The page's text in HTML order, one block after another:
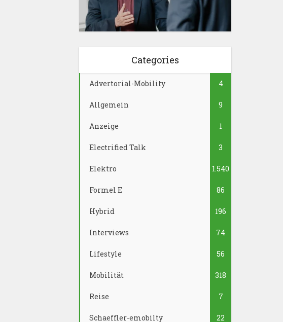
Categories
Advertorial-Mobility 4
Allgemein 9
Anzeige 1
Electrified Talk 3
Elektro 1.540
Formel E 86
Hybrid 196
Interviews 74
Lifestyle 56
Mobilität 318
Reise 7
Schaeffler-emobilty 22